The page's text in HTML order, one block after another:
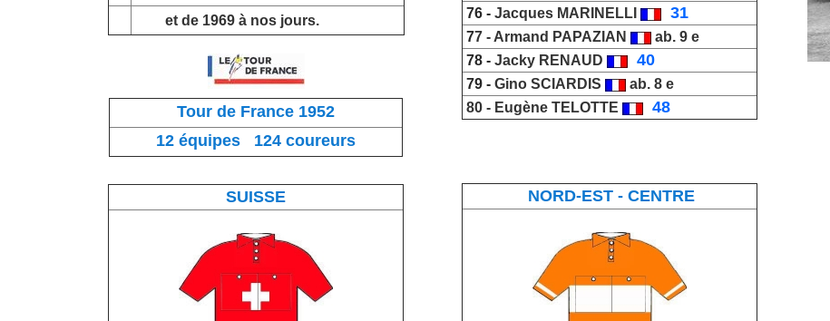
et de 1969 à nos jours.
Tour de France 1952
12 équipes 124 coureurs
SUISSE
76 - Jacques MARINELLI 31
77 - Armand PAPAZIAN
ab. 9 e
78 - Jacky RENAUD 40
79 - Gino SCIARDIS
ab. 8 e
80 - Eugène TELOTTE 48
NORD-EST - CENTRE